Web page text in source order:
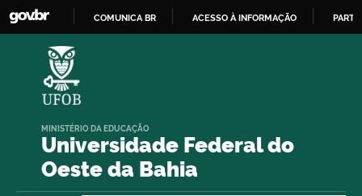
COMUNICA BR ACESSO À INFORMAÇÃO
Universidade Federal do
Oeste da Bahia
MINISTÉRIO DA EDUCAÇÃO